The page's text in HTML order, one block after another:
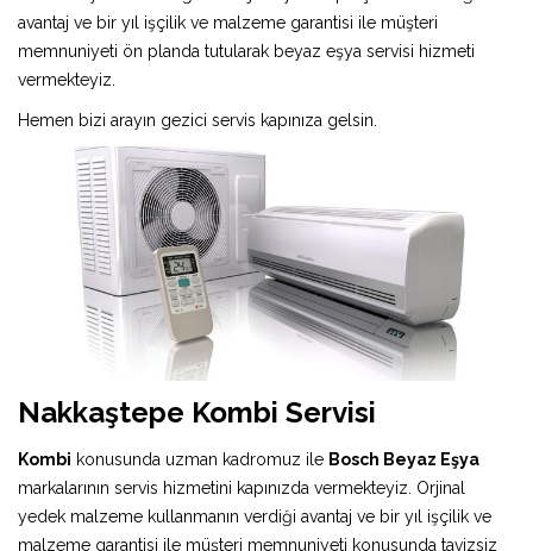
avantaj ve bir yıl işçilik ve malzeme garantisi ile müşteri
memnuniyeti ön planda tutularak beyaz eşya servisi hizmeti
vermekteyiz.
Hemen bizi arayın gezici servis kapınıza gelsin.
Nakkaştepe Kombi Servisi
Kombi konusunda uzman kadromuz ile Bosch Beyaz Eşya
markalarının servis hizmetini kapınızda vermekteyiz. Orjinal
yedek malzeme kullanmanın verdiği avantaj ve bir yıl işçilik ve
malzeme garantisi ile müşteri memnuniyeti konusunda tavizsiz